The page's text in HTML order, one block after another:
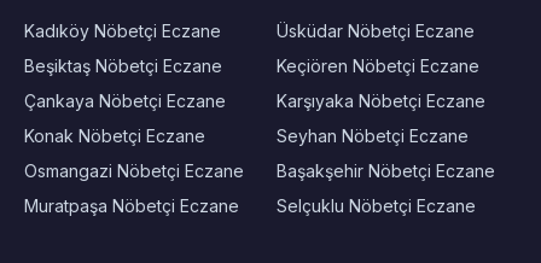
Kadıköy Nöbetçi Eczane
Beşiktaş Nöbetçi Eczane
Çankaya Nöbetçi Eczane
Konak Nöbetçi Eczane
Osmangazi Nöbetçi Eczane
Muratpaşa Nöbetçi Eczane
Üsküdar Nöbetçi Eczane
Keçiören Nöbetçi Eczane
Karşıyaka Nöbetçi Eczane
Seyhan Nöbetçi Eczane
Başakşehir Nöbetçi Eczane
Selçuklu Nöbetçi Eczane